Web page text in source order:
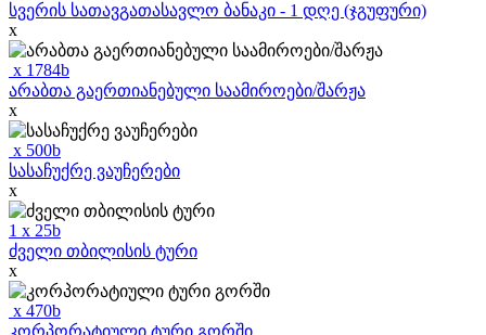
სვერის სათავგათასავლო ბანაკი - 1 დღე (ჯგუფური)
x
x 1784b
არაბთა გაერთიანებული საამიროები/შარჟა
x
x 500b
სასაჩუქრე ვაუჩერები
x
1 x 25b
ძველი თბილისის ტური
x
x 470b
კორპორატიული ტური გორში